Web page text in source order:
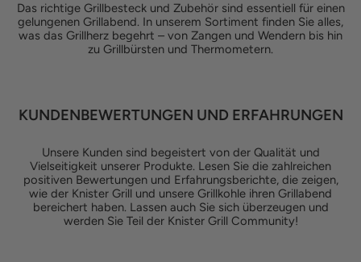
Das richtige Grillbesteck und Zubehör sind essentiell für einen
gelungenen Grillabend. In unserem Sortiment finden Sie alles,
was das Grillherz begehrt – von Zangen und Wendern bis hin
zu Grillbürsten und Thermometern.
KUNDENBEWERTUNGEN UND ERFAHRUNGEN
Unsere Kunden sind begeistert von der Qualität und
Vielseitigkeit unserer Produkte. Lesen Sie die zahlreichen
positiven Bewertungen und Erfahrungsberichte, die zeigen,
wie der Knister Grill und unsere Grillkohle ihren Grillabend
bereichert haben. Lassen auch Sie sich überzeugen und
werden Sie Teil der Knister Grill Community!